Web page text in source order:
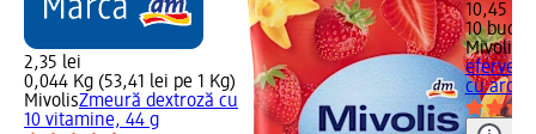
2,35 lei
0,044 Kg (53,41 lei pe 1 Kg)
MivolisZmeură dextroză cu
10 vitamine, 44 g
10,45 lei
10 buc
Mivolis
cu